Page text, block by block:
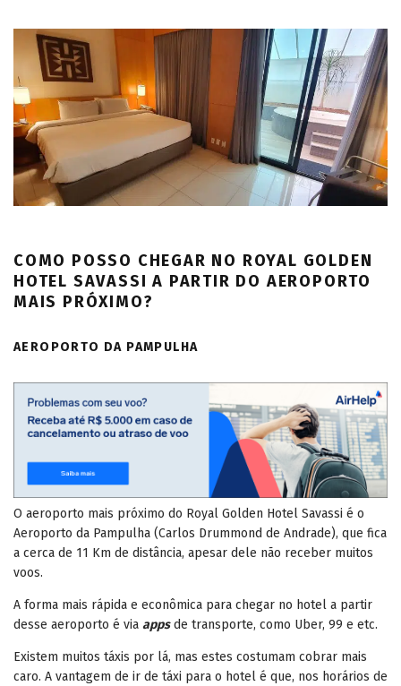
COMO POSSO CHEGAR NO ROYAL GOLDEN
HOTEL SAVASSI A PARTIR DO AEROPORTO
MAIS PRÓXIMO?
AEROPORTO DA PAMPULHA
O aeroporto mais próximo do Royal Golden Hotel Savassi é o
Aeroporto da Pampulha (Carlos Drummond de Andrade), que fica
a cerca de 11 Km de distância, apesar dele não receber muitos
voos.
A forma mais rápida e econômica para chegar no hotel a partir
desse aeroporto é via appsde transporte, como Uber, 99 e etc.
Existem muitos táxis por lá, mas estes costumam cobrar mais
caro. A vantagem de ir de táxi para o hotel é que, nos horários de